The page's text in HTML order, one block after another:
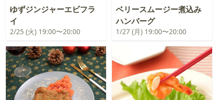
ゆずジンジャーエビフラ
イ
2/25 (火) 19:00〜20:00
ベリースムージー煮込み
ハンバーグ
1/27 (月) 19:00〜20:00